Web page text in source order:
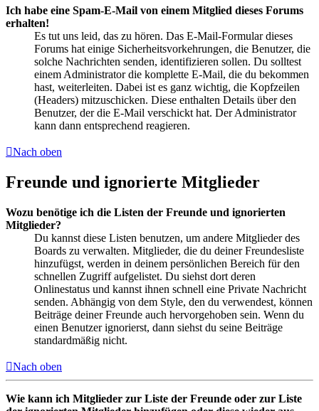
Ich habe eine Spam-E-Mail von einem Mitglied dieses Forums
erhalten!
Es tut uns leid, das zu hören. Das E-Mail-Formular dieses
Forums hat einige Sicherheitsvorkehrungen, die Benutzer, die
solche Nachrichten senden, identifizieren sollen. Du solltest
einem Administrator die komplette E-Mail, die du bekommen
hast, weiterleiten. Dabei ist es ganz wichtig, die Kopfzeilen
(Headers) mitzuschicken. Diese enthalten Details über den
Benutzer, der die E-Mail verschickt hat. Der Administrator
kann dann entsprechend reagieren.
Nach oben
Freunde und ignorierte Mitglieder
Wozu benötige ich die Listen der Freunde und ignorierten
Mitglieder?
Du kannst diese Listen benutzen, um andere Mitglieder des
Boards zu verwalten. Mitglieder, die du deiner Freundesliste
hinzufügst, werden in deinem persönlichen Bereich für den
schnellen Zugriff aufgelistet. Du siehst dort deren
Onlinestatus und kannst ihnen schnell eine Private Nachricht
senden. Abhängig von dem Style, den du verwendest, können
Beiträge deiner Freunde auch hervorgehoben sein. Wenn du
einen Benutzer ignorierst, dann siehst du seine Beiträge
standardmäßig nicht.
Nach oben
Wie kann ich Mitglieder zur Liste der Freunde oder zur Liste